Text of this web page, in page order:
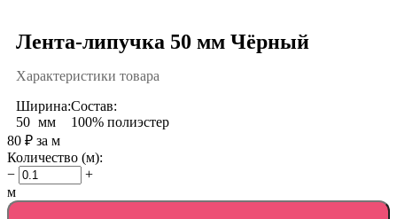
Лента-липучка 50 мм Чёрный
Характеристики товара
Ширина:
50 мм
Состав:
100% полиэстер
80 ₽ за м
Количество (м):
−
+
м